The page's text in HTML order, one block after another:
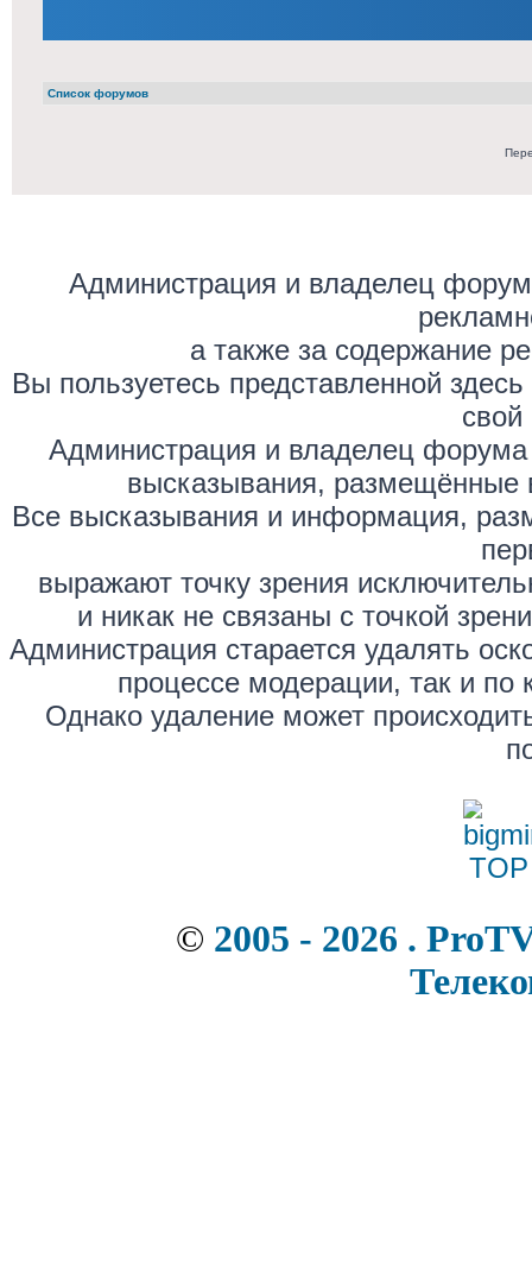
Список форумов
Администрация и владелец
а также за содержание
Вы пользуетесь представленной
свой
Администрация и владелец форума
высказывания, размещённые
Все высказывания и информация,
выражают точку зрения
и никак не связаны с точкой
Администрация старается удалять
процессе модерации, так и по
Однако удаление может
© 2005 - 2026 .